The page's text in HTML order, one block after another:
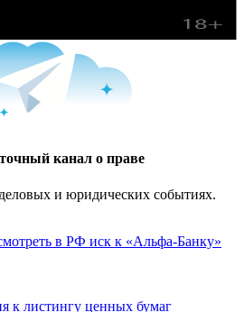
канал о праве
и юридических событиях.
в РФ иск к «Альфа-Банку»
к листингу ценных бумаг